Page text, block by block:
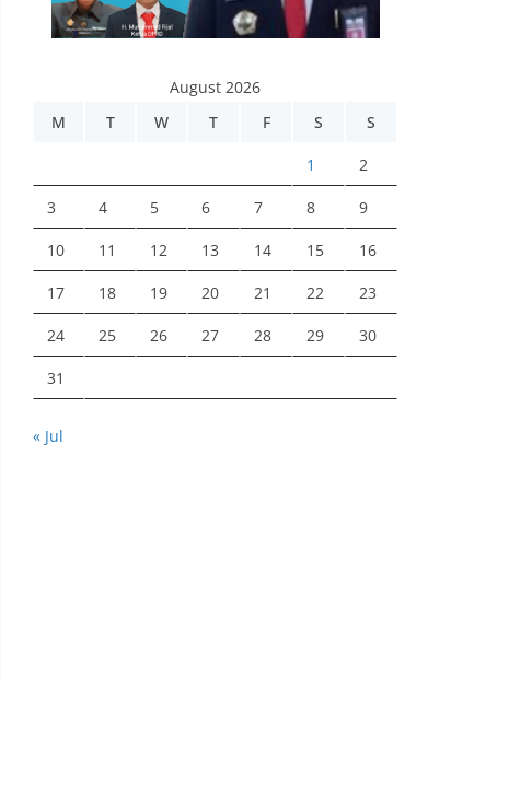
August 2026
M
T W T F S S
1 2
3 4 5 6 7 8 9
10 11 12 13 14 15 16
17 18 19 20 21 22 23
24 25 26 27 28 29 30
31
« Jul